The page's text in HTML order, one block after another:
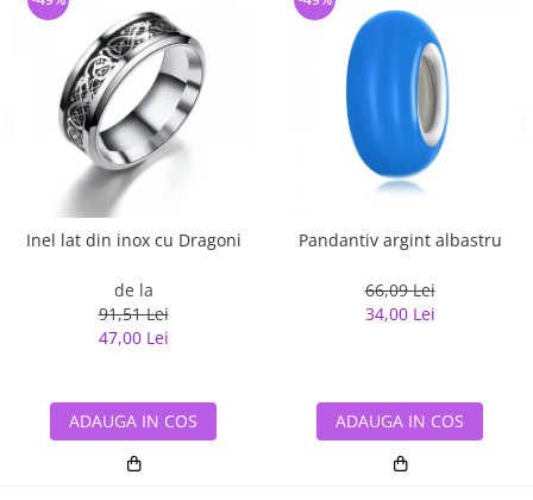
Inel lat din inox cu Dragoni
de la
91,51 Lei
47,00 Lei
ADAUGA IN COS
Pandantiv argint albastru
66,09 Lei
34,00 Lei
ADAUGA IN COS